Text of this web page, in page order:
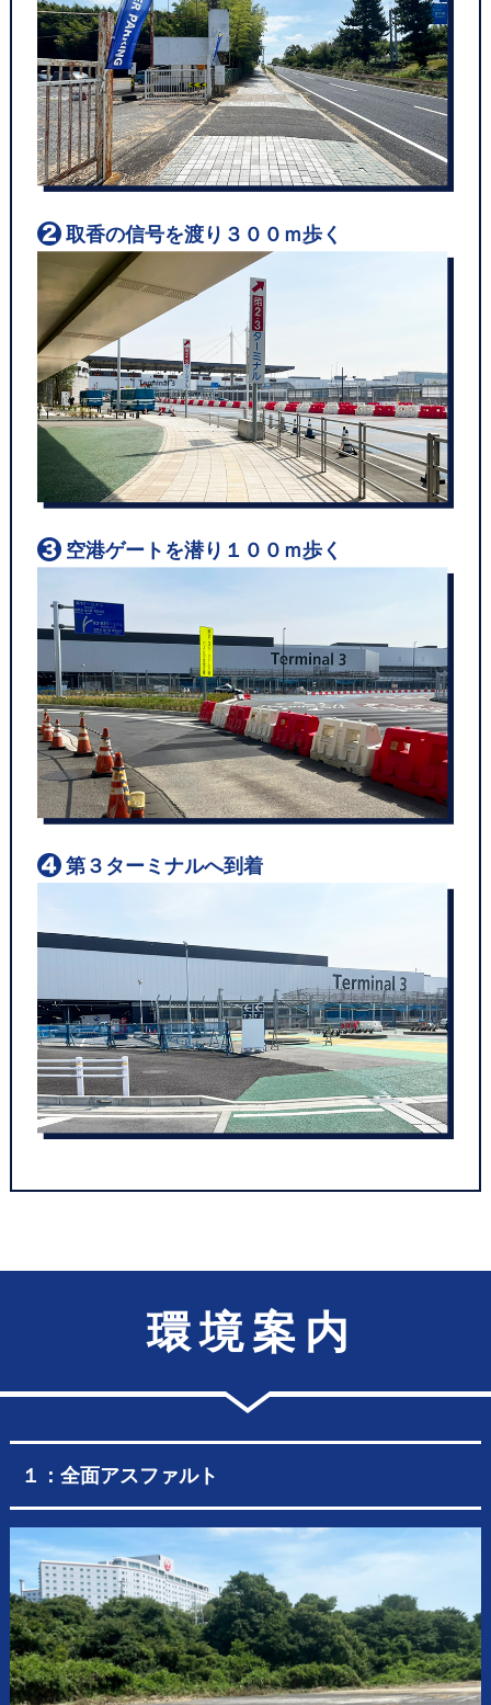
取香の信号を渡り３００ｍ歩く
空港ゲートを潜り１００ｍ歩く
第３ターミナルへ到着
環 境 案 内
１：全面アスファルト